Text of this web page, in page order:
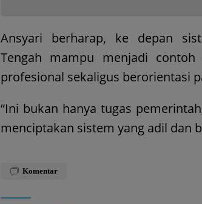
Ansyari berharap, ke depan
Tengah mampu menjadi
profesional sekaligus berorientasi
“Ini bukan hanya tugas
menciptakan sistem yang adil dan
Komentar